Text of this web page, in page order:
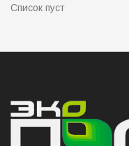
Список пуст